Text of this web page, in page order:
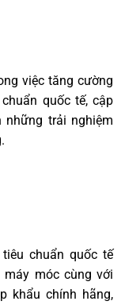
việc tăng cường
quốc tế, cập
những trải nghiệm
chuẩn quốc tế
móc cùng với
khẩu chính hãng,